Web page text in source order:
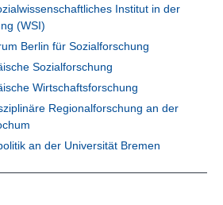
Institut in der
(WSI)
Berlin für Sozialforschung
Sozialforschung
Wirtschaftsforschung
Regionalforschung an der
an der Universität Bremen